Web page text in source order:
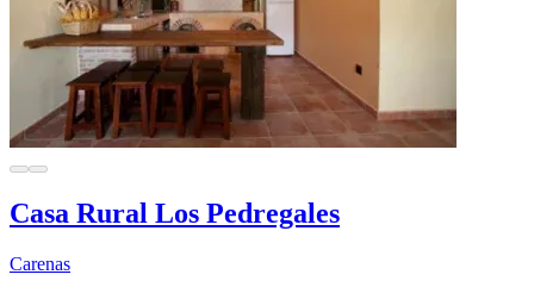
Casa Rural Los Pedregales
Carenas